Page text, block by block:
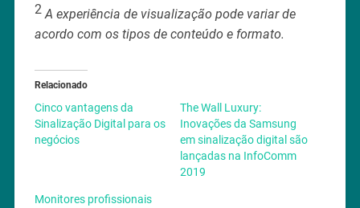
2A experiência de visualização pode variar de
acordo com os tipos de conteúdo e formato.
Relacionado
Cinco vantagens da
Sinalização Digital para os
negócios
The Wall Luxury:
Inovações da Samsung
em sinalização digital são
lançadas na InfoComm
2019
Monitores profissionais